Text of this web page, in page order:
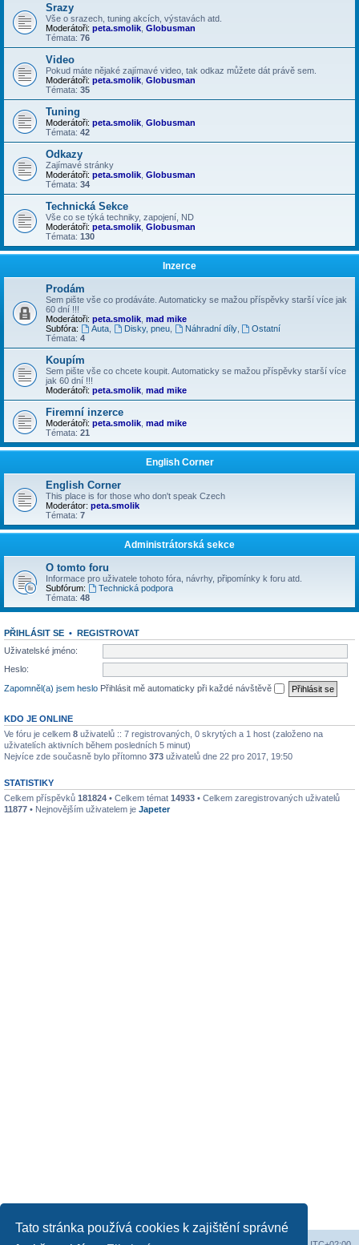
Tato stránka používá cookies k zajištění správné
Srazy
Vše o srazech, tuning akcích, výstavách atd.
Moderátoři: peta.smolik Globusman
Témata: 76
Video
Pokud máte nějaké zajímavé video, tak odkaz můžete dát právě sem.
Moderátoři: peta.smolik Globusman
Témata: 35
Tuning
Moderátoři: peta.smolik Globusman
Témata: 42
Odkazy
Zajímavé stránky
Moderátoři: peta.smolik Globusman
Témata: 34
Technická Sekce
Vše co se týká techniky, zapojení, ND
Moderátoři: peta.smolik Globusman
Témata: 130
Inzerce
Prodám
Sem pište vše co prodáváte. Automaticky se mažou příspěvky starší více jak
60 dní !!!
Moderátoři: peta.smolik mad mike
Subfóra:
Auta, Disky, pneu, Náhradní díly,
Ostatní
Témata: 4
Koupím
Sem pište vše co chcete koupit. Automaticky se mažou příspěvky starší více
jak 60 dní !!!
Moderátoři: peta.smolik mad mike
Firemní inzerce
Moderátoři: peta.smolik mad mike
Témata: 21
English Corner
English Corner
This place is for those who don't speak Czech
Moderátor: peta.smolik
Témata: 7
Administrátorská sekce
O tomto foru
Informace pro uživatele tohoto fóra, návrhy, připomínky k foru atd.
Subfórum:
Technická podpora
Témata: 48
PŘIHLÁSIT SE • REGISTROVAT
Uživatelské jméno:
Heslo:
Zapomněl(a) jsem heslo Přihlásit mě automaticky při každé návštěvě
KDO JE ONLINE
Ve fóru je celkem 8 uživatelů :: 7 registrovaných, 0 skrytých a 1 host (založeno na
uživatelích aktivních během posledních 5 minut)
Nejvíce zde současně bylo přítomno 373 uživatelů dne 22 pro 2017, 19:50
STATISTIKY
Celkem příspěvků 181824 • Celkem témat 14933 • Celkem zaregistrovaných uživatelů
11877 • Nejnovějším uživatelem je Japeter